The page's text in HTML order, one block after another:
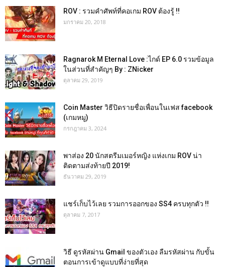
ROV : รวมคำศัพท์ที่คอเกม ROV ต้องรู้ !!
มกราคม 20, 2018
Ragnarok M Eternal Love :ไกด์ EP 6.0 รวมข้อมูล
ในส่วนที่สำคัญๆ By : ZNicker
ตุลาคม 29, 2019
Coin Master วิธีปิดรายชื่อเพื่อนในเฟส facebook
(เกมหมู)
กรกฎาคม 3, 2024
พาส่อง 20 นักสตรีมเมอร์หญิง แห่งเกม ROV น่า
ติดตามส่งท้ายปี 2019!
ธันวาคม 29, 2019
แชร์เก็บไว้เลย รวมการออกของ SS4 ครบทุกตัว !!
ตุลาคม 7, 2017
วิธี ดูรหัสผ่าน Gmail ของตัวเอง ลืมรหัสผ่าน กับขั้น
ตอนการเข้าดูแบบที่ง่ายที่สุด